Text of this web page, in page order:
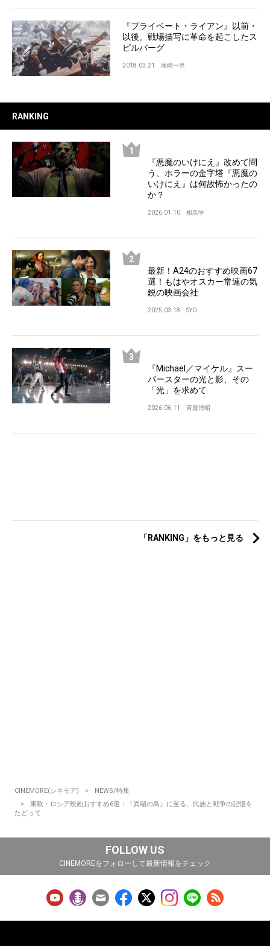
『プライベート・ライアン』以前・
以後。戦場描写に革命を起こしたス
ピルバーグ
2018.03.21 尾崎一男
RANKING
『悪魔のいけにえ』改めて問
う、ホラーの金字塔『悪魔の
いけにえ』は何故怖かったの
か？
2026.01.10 相馬学
最新！A24のおすすめ映画67
選！もはやオスカー常連の気
鋭の映画会社
2025.03.18 SYO
『Michael／マイケル』スー
パースターの光と影、その
「光」を求めて
2026.06.11 斉藤博昭
「RANKING」をもっと見る
CINEMORE(シネモア)
NEWS/特集
東欧・ロシア映画おすすめ6選：『異端の鳥』に至る、民族と戦争の記憶を
たどって
FOLLOW US
CINEMOREをフォローして最新情報をチェック